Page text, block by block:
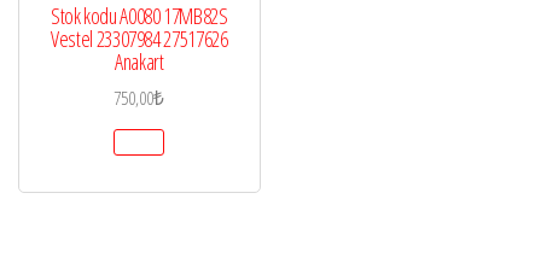
Stok kodu A0080 17MB82S
Vestel 23307984 27517626
Anakart
750,00₺